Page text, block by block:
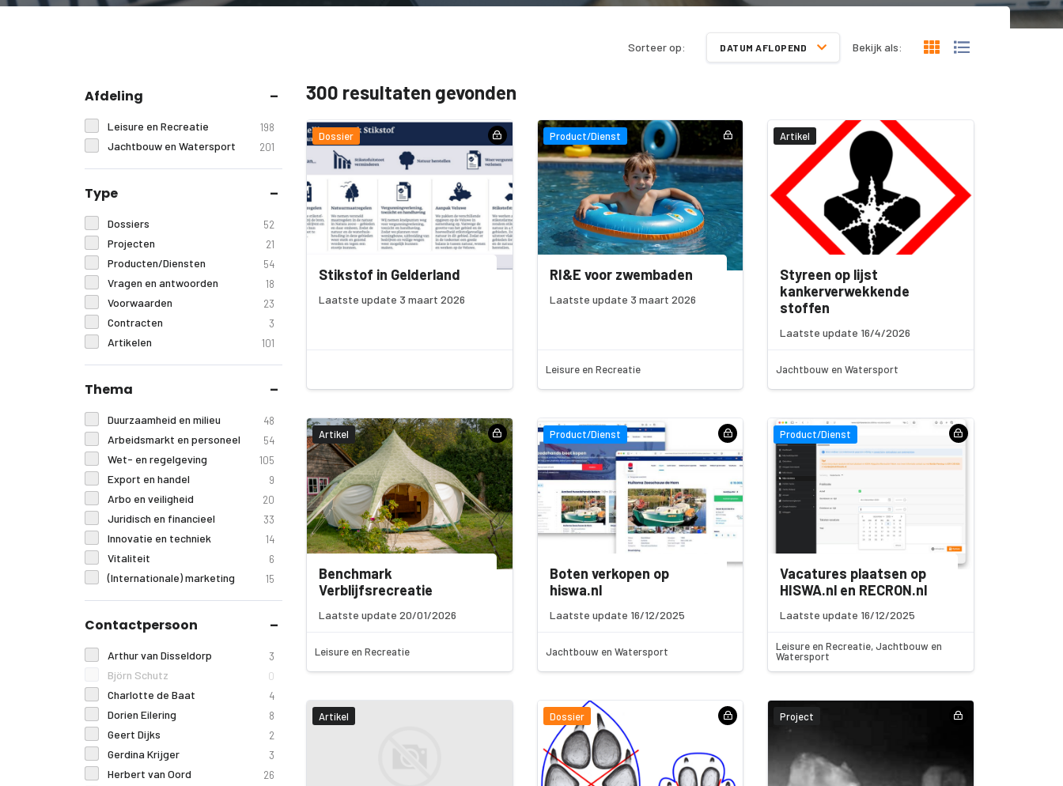
Sorteer op: DATUM AFLOPEND Bekijk als:
Afdeling
Leisure en Recreatie 198
Jachtbouw en Watersport 201
Type
Dossiers 52
Projecten 21
Producten/Diensten 54
Vragen en antwoorden 18
Voorwaarden 23
Contracten 3
Artikelen 101
Thema
Duurzaamheid en milieu 48
Arbeidsmarkt en personeel 54
Wet- en regelgeving 105
Export en handel 9
Arbo en veiligheid 20
Juridisch en financieel 33
Innovatie en techniek 14
Vitaliteit 6
(Internationale) marketing 15
Contactpersoon
Arthur van Disseldorp 3
Björn Schutz 0
Charlotte de Baat 4
Dorien Eilering 8
Geert Dijks 2
Gerdina Krijger 3
Herbert van Oord 26
300 resultaten gevonden
Dossier
Stikstof in Gelderland
Laatste update 3 maart 2026
Product/Dienst
RI&E voor zwembaden
Laatste update 3 maart 2026
Leisure en Recreatie
Artikel
Styreen op lijst
kankerverwekkende
stoffen
Laatste update 16/4/2026
Jachtbouw en Watersport
Artikel
Benchmark
Verblijfsrecreatie
Laatste update 20/01/2026
Leisure en Recreatie
Product/Dienst
Boten verkopen op
hiswa.nl
Laatste update 16/12/2025
Jachtbouw en Watersport
Product/Dienst
Vacatures plaatsen op
HISWA.nl en RECRON.nl
Laatste update 16/12/2025
Leisure en Recreatie, Jachtbouw en
Watersport
Artikel Dossier Project